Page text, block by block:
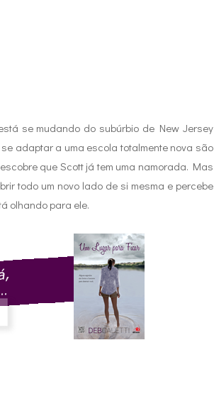
se mudando do subúrbio de New Jersey
adaptar a uma escola totalmente nova são
que Scott já tem uma namorada. Mas
todo um novo lado de si mesma e percebe
olhando para ele.